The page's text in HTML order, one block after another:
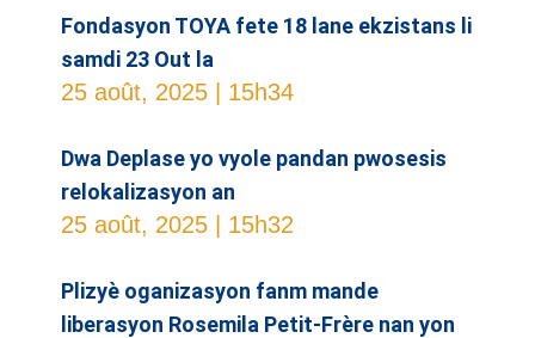
Fondasyon TOYA fete 18 lane ekzistans li
samdi 23 Out la
25 août, 2025 15h34
Dwa Deplase yo vyole pandan pwosesis
relokalizasyon an
25 août, 2025 15h32
Plizyè oganizasyon fanm mande
liberasyon Rosemila Petit-Frère nan yon